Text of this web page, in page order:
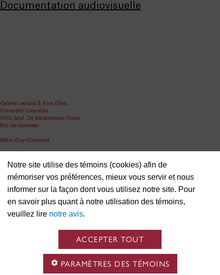
Notre site utilise des témoins (cookies) afin de
mémoriser vos préférences, mieux vous servir et nous
informer sur la façon dont vous utilisez notre site. Pour
en savoir plus quant à notre utilisation des témoins,
veuillez lire notre avis.
ACCEPTER TOUT
PARAMÈTRES DES TÉMOINS
Documentation audiovisuelle
Galerie Leonard & Bina Ellen
Université Concordia
1400, boul. De Maisonneuve Ouest
Rez-de-chaussée
Métro Guy-Concordia
Nous reconnaissons que l’Université Concordia est située en territoire autochtone non cédé et